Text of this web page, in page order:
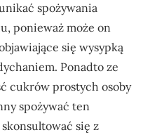
spożywania
ponieważ może on
się wysypką
Ponadto ze
cukrów prostych osoby
spożywać ten
się z